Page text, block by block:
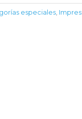
especiales,